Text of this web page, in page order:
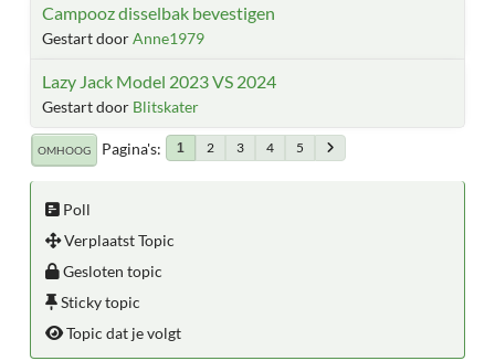
Campooz disselbak bevestigen
Gestart doorAnne1979
Lazy Jack Model 2023 VS 2024
Gestart door Blitskater
OMHOOG Pagina's 1 2 3 4 5
Poll
Verplaatst Topic
Gesloten topic
Sticky topic
Topic dat je volgt